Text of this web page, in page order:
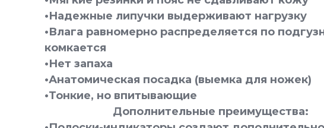
•Надежные липучки выдерживают нагрузку
•Влага равномерно распределяется по
комкается
•Нет запаха
•Анатомическая посадка (выемка для ножек)
•Тонкие, но впитывающие
Дополнительные преимущества: